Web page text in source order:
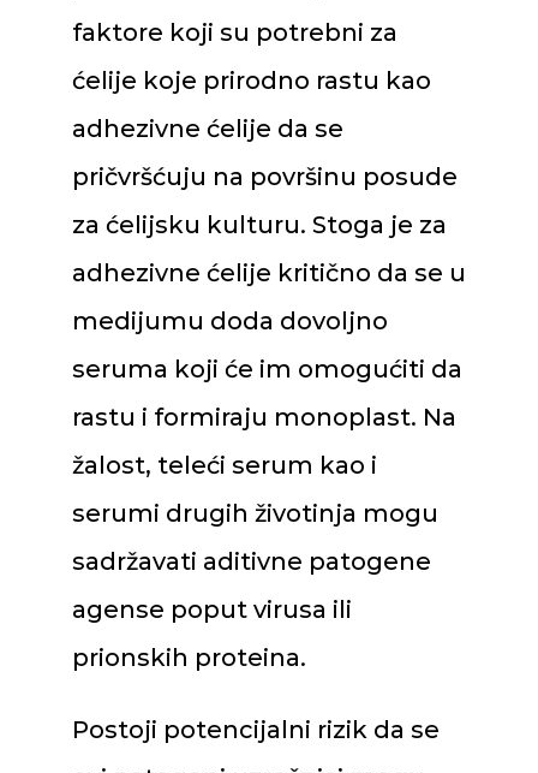
faktore koji su potrebni za
ćelije koje prirodno rastu kao
adhezivne ćelije da se
pričvršćuju na površinu posude
za ćelijsku kulturu. Stoga je za
adhezivne ćelije kritično da se u
medijumu doda dovoljno
seruma koji će im omogućiti da
rastu i formiraju monoplast. Na
žalost, teleći serum kao i
serumi drugih životinja mogu
sadržavati aditivne patogene
agense poput virusa ili
prionskih proteina.
Postoji potencijalni rizik da se